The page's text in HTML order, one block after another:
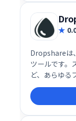
Dropshareは
ツールです。
ど、あらゆる
クで瞬時に
スやセルフホ
なファイル